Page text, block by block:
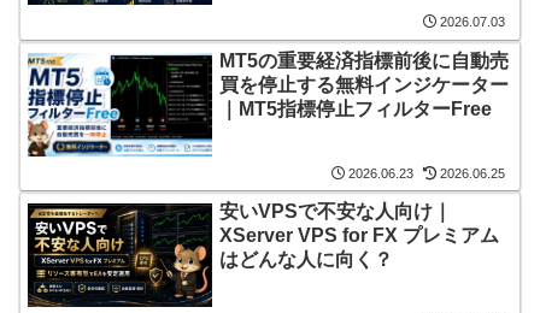
2026.07.03
MT5の重要経済指標前後に自動売
買を停止する無料インジケーター
｜MT5指標停止フィルターFree
2026.06.23 2026.06.25
安いVPSで不安な人向け｜
XServer VPS for FX プレミアム
はどんな人に向く？